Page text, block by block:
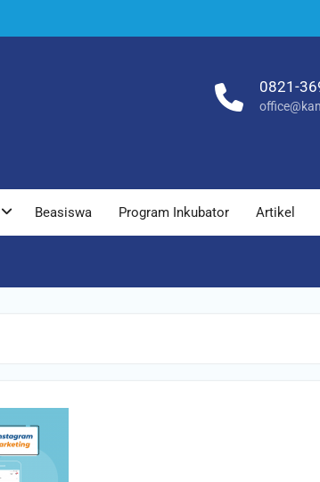
0821-
Beasiswa Program Inkubator Artikel